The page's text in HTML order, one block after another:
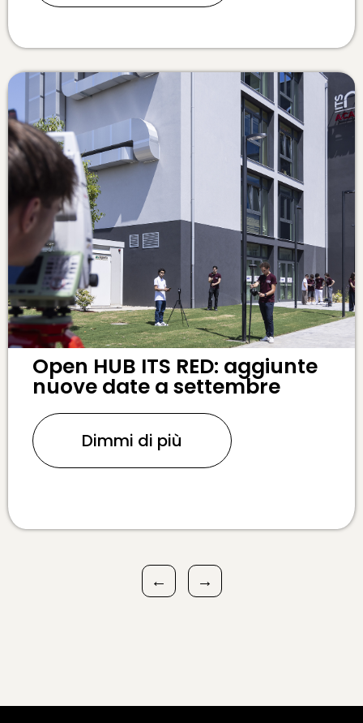
Open HUB ITS RED: aggiunte
nuove date a settembre
Dimmi di più
← →